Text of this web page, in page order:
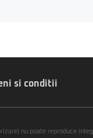
si conditii
nu poate reproduce